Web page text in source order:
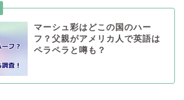
マーシュ彩はどこの国のハー
フ？父親がアメリカ人で英語は
ペラペラと噂も？